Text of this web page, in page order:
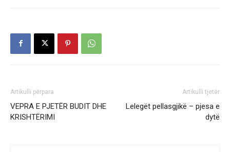
Artikulli përpara
VEPRA E PJETËR BUDIT DHE
KRISHTËRIMI
Artikulli tjetër
Lelegët pellasgjikë – pjesa e
dytë